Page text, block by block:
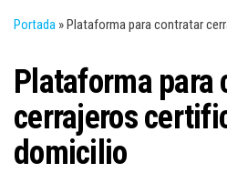
Portada »Plataforma para contratar
Plataforma para
cerrajeros
domicilio